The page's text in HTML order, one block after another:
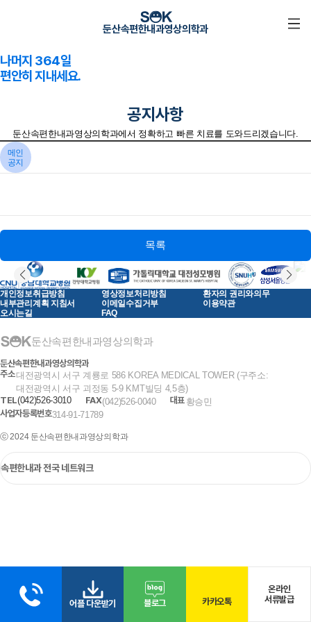
둔산속편한내과영상의학과
나머지 364일
편안히 지내세요.
공지사항
둔산속편한내과영상의학과에서 정확하고 빠른 치료를 도와드리겠습니다.
메인
공지
목록
개인정보취급방침 영상정보처리방침
환자의 권리와의무
내부관리계획 지침서
이메일수집거부
이용약관
오시는길
FAQ
둔산속편한내과영상의학과
둔산속편한내과영상의학과
주소대전광역시 서구 계룡로 586 KOREA MEDICAL TOWER (구주소:
대전광역시 서구 괴정동 5-9 KMT빌딩 4,5층)
TEL(042)526-3010 FAX(042)526-0040 대표 황승민
사업자등록번호314-91-71789
ⓒ 2024 둔산속편한내과영상의학과
어플 다운받기 블로그 카카오톡
온라인
서류발급